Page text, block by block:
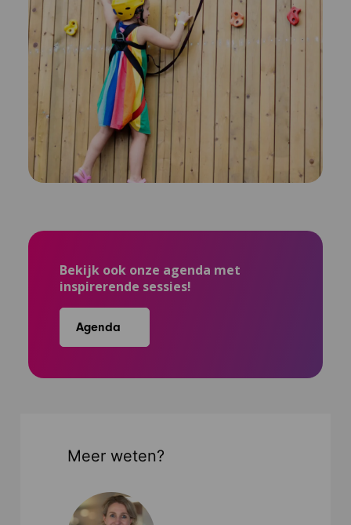
Bekijk ook onze agenda met
inspirerende sessies!
Agenda
Meer weten?